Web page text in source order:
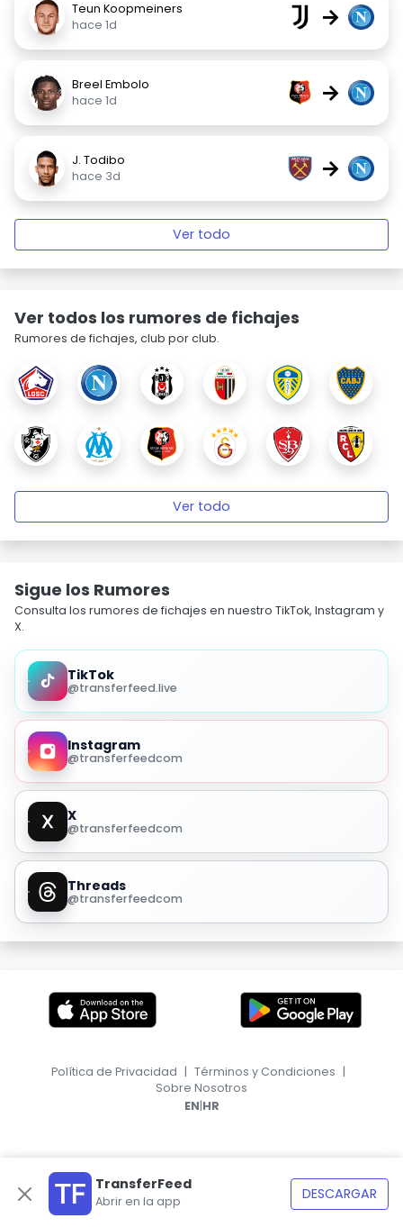
Teun Koopmeiners
hace 1d
→
Breel Embolo
hace 1d
→
J. Todibo
hace 3d
→
Ver todo
Ver todos los rumores de fichajes
Rumores de fichajes, club por club.
Ver todo
Sigue los Rumores
Consulta los rumores de fichajes en nuestro TikTok, Instagram y
X.
TikTok
@transferfeed.live
Instagram
@transferfeedcom
X
@transferfeedcom
Threads
@transferfeedcom
TransferFeed
Abrir en la app DESCARGAR
Política de Privacidad | Términos y Condiciones |
Sobre Nosotros
EN|HR